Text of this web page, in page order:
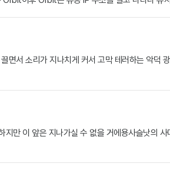
서 소리가 지나치게 커서 고막 테러하는 악덕
만 이 앞은 지나가실 수 없을 거에용사슬낫